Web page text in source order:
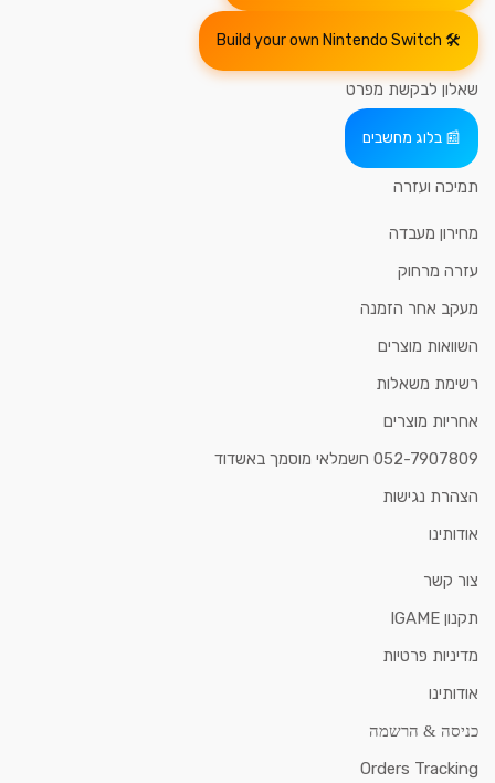
Build your own Nintendo Switch
שאלון לבקשת מפרט
בלוג מחשבים
תמיכה ועזרה
מחירון מעבדה
עזרה מרחוק
מעקב אחר הזמנה
השוואות מוצרים
רשימת משאלות
אחריות מוצרים
052-7907809 חשמלאי מוסמך באשדוד
הצהרת נגישות
אודותינו
צור קשר
תקנון IGAME
מדיניות פרטיות
אודותינו
כניסה & הרשמה
Orders Tracking